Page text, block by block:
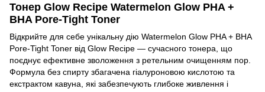
Тонер Glow Recipe Watermelon Glow PHA +
BHA Pore-Tight Toner
Відкрийте для себе унікальну дію Watermelon Glow PHA + BHA
Pore-Tight Toner від Glow Recipe — сучасного тонера, що
поєднує ефективне зволоження з ретельним очищенням пор.
Формула без спирту збагачена гіалуроновою кислотою та
екстрактом кавуна, які забезпечують глибоке живлення і